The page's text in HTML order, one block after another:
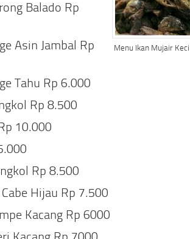
Menu Ikan Mujair
Balado Rp
Asin Jambal Rp
Tahu Rp 6.000
Rp 8.500
10.000
Rp 8.500
Hijau Rp 7.500
Kacang Rp 6000